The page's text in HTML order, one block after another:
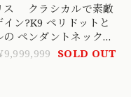
ス クラシカルで素敵
イン?K9 ペリドットと
の ペンダントネックレ
SOLD OUT